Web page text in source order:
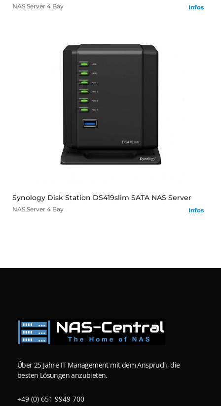
NAS Server 4 Bay Infos
mehr
Synology Disk Station DS419slim SATA NAS Server
NAS Server 4 Bay Infos
Über 25 Jahre IT Management mit dem Anspruch, die
besten Lösungen anzubieten.
+49 (0) 651 9949 700